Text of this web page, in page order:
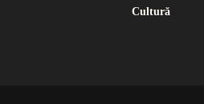
Cultură